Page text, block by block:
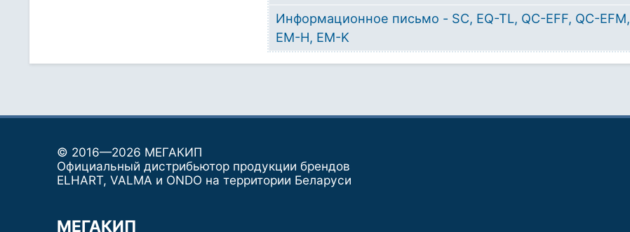
Информационное письмо - SC, EQ-TL, QC-EFF, QC-EFM,
EM-H, EM-K
© 2016—2026 МЕГАКИП
Официальный дистрибьютор продукции брендов
ELHART, VALMA и ONDO на территории Беларуси
МЕГАКИП